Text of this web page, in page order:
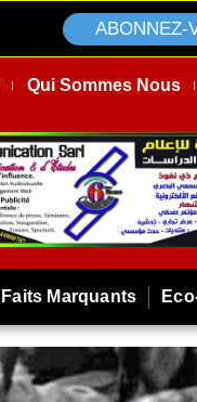
ABONNEZ-
Qui Sommes Nous
Faits Marquants